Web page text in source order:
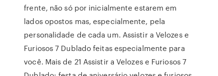
frente, não só por inicialmente estarem em
lados opostos mas, especialmente, pela
personalidade de cada um. Assistir a Velozes e
Furiosos 7 Dublado feitas especialmente para
você. Mais de 21 Assistir a Velozes e Furiosos 7